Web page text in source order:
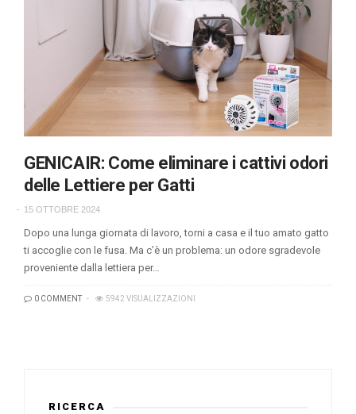
GENICAIR: Come eliminare i cattivi odori
delle Lettiere per Gatti
15 OTTOBRE 2024
Dopo una lunga giornata di lavoro, torni a casa e il tuo amato gatto
ti accoglie con le fusa. Ma c’è un problema: un odore sgradevole
proveniente dalla lettiera per…
0 COMMENT 5942 VISUALIZZAZIONI
RICERCA